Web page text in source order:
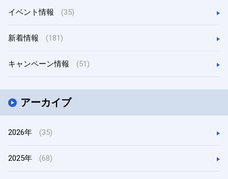
イベント情報 (35)
新着情報 (181)
キャンペーン情報 (51)
アーカイブ
2026年 (35)
2025年 (68)